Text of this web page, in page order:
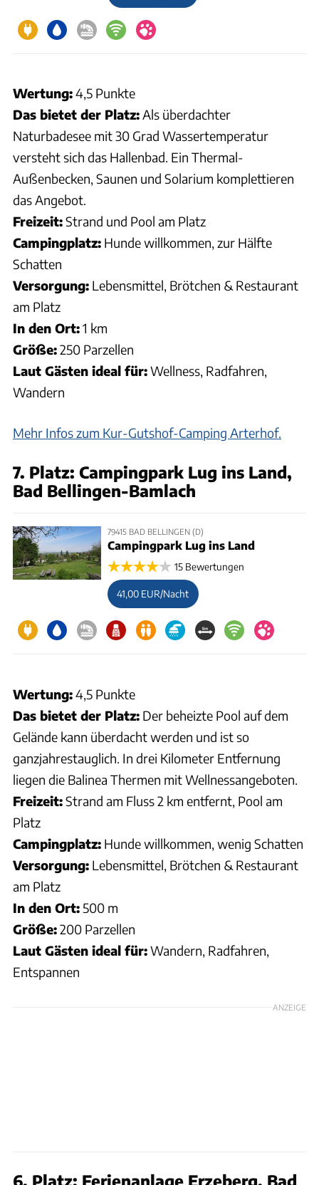
Wertung:4,5 Punkte
Das bietet der Platz:Als überdachter
Naturbadesee mit 30 Grad Wassertemperatur
versteht sich das Hallenbad. Ein Thermal-
Außenbecken, Saunen und Solarium komplettieren
das Angebot.
Freizeit:Strand und Pool am Platz
Campingplatz: Hunde willkommen, zur Hälfte
Schatten
Versorgung: Lebensmittel, Brötchen & Restaurant
am Platz
In den Ort:1 km
Größe:250 Parzellen
Laut Gästen ideal für:Wellness, Radfahren,
Wandern
Mehr Infos zum Kur-Gutshof-Camping Arterhof.
7. Platz: Campingpark Lug ins Land,
Bad Bellingen-Bamlach
79415 BAD BELLINGEN (D)
Campingpark Lug ins Land
15 Bewertungen
41,00 EUR/Nacht
Wertung:4,5 Punkte
Das bietet der Platz: Der beheizte Pool auf dem
Gelände kann überdacht werden und ist so
ganzjahrestauglich. In drei Kilometer Entfernung
liegen die Balinea Thermen mit Wellnessangeboten.
Freizeit:Strand am Fluss 2 km entfernt, Pool am
Platz
Campingplatz: Hunde willkommen, wenig Schatten
Versorgung: Lebensmittel, Brötchen & Restaurant
am Platz
In den Ort: 500 m
Größe:200 Parzellen
Laut Gästen ideal für:Wandern, Radfahren,
Entspannen
ANZEIGE
6. Platz: Ferienanlage Erzeberg, Bad